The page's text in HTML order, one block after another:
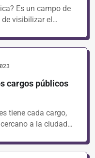
Es un campo de
de visibilizar el…
cargos públicos
tiene cada cargo,
a la ciudad…